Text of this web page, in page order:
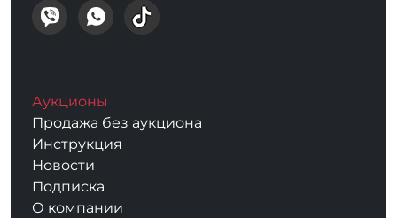
Аукционы
Продажа без аукциона
Инструкция
Новости
Подписка
О компании